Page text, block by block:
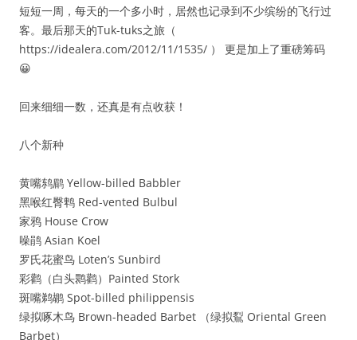
短短一周，每天的一个多小时，居然也记录到不少缤纷的飞行过
客。最后那天的Tuk-tuks之旅（
https://idealera.com/2012/11/1535/ ） 更是加上了重磅筹码
😀
回来细细一数，还真是有点收获！
八个新种
黄嘴鸫鹛 Yellow-billed Babbler
黑喉红臀鹎 Red-vented Bulbul
家鸦 House Crow
噪鹃 Asian Koel
罗氏花蜜鸟 Loten’s Sunbird
彩鹳（白头鹮鹳）Painted Stork
斑嘴鹈鹕 Spot-billed philippensis
绿拟啄木鸟 Brown-headed Barbet （绿拟鴷 Oriental Green
Barbet）